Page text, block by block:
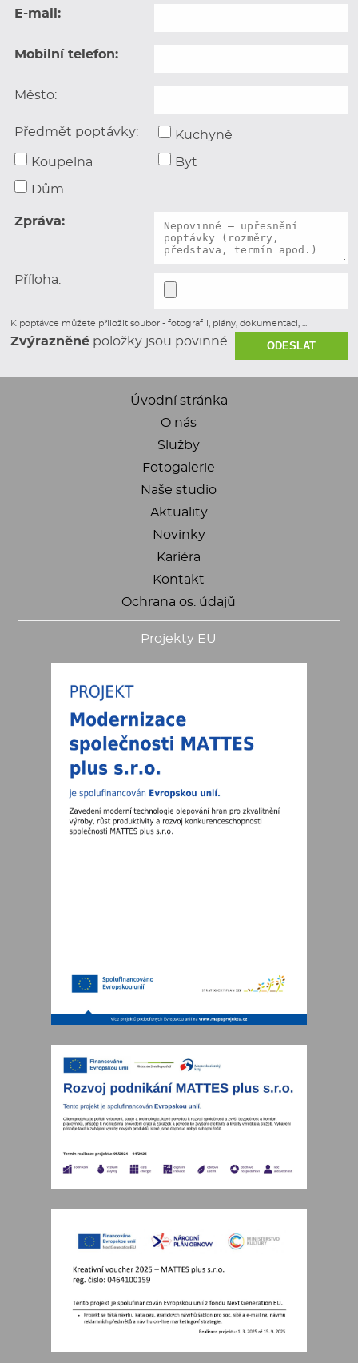
ZDARMA
REALIZACE KUCHYNÍ V HAVÍŘOVĚ A OKOLÍ
Našekuchyně na míru
Moravskoslezského kraje, jako jsou
v Brně a okolí.
Prohlédněte si naše realizace kuchyní vgalerii
E-mail:
Mobilní telefon:
Město:
Předmět poptávky: Kuchyně
Koupelna Byt
Dům
Zpráva:
Příloha:
K poptávce můžete přiložit soubor - fotografii, plány, dokumentaci, ...
Zvýrazněné položky jsou povinné.
Úvodní stránka
O nás
Služby
Fotogalerie
Naše studio
Aktuality
Novinky
Kariéra
Kontakt
Ochrana os. údajů
Projekty EU